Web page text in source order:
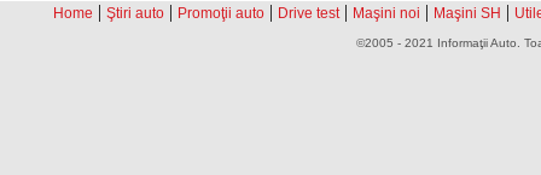
Home | Ştiri auto | Promoţii auto | Drive test | Maşini noi | Maşini SH |
©2005 - 2021 Informaţii Auto.